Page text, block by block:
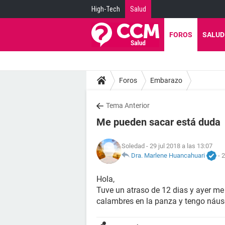
High-Tech Salud
FOROS SALUD
Foros Embarazo
Tema Anterior
Me pueden sacar está duda
Soledad - 29 jul 2018 a las 13:07
Dra. Marlene Huancahuari
-
Hola,
Tuve un atraso de 12 dias y ayer
calambres en la panza y tengo